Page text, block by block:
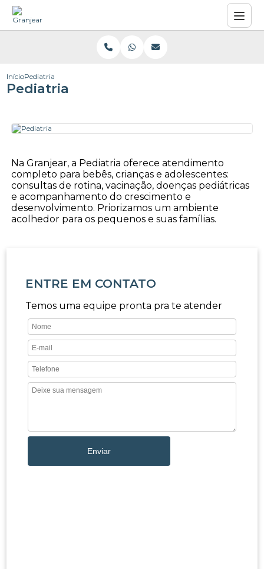
InícioPediatria
Pediatria
Na Granjear, a Pediatria oferece atendimento
completo para bebês, crianças e adolescentes:
consultas de rotina, vacinação, doenças pediátricas
e acompanhamento do crescimento e
desenvolvimento. Priorizamos um ambiente
acolhedor para os pequenos e suas famílias.
ENTRE EM CONTATO
Temos uma equipe pronta pra te atender